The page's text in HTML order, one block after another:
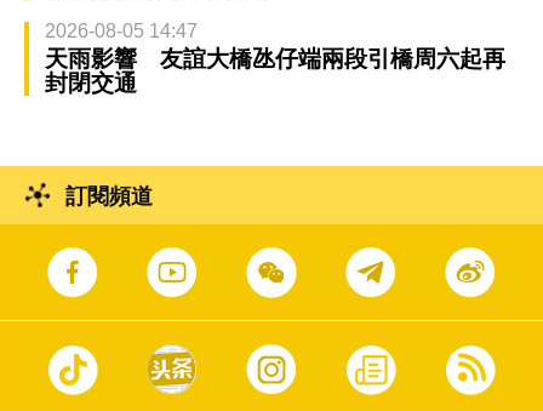
2026-08-05 14:47
天雨影響 友誼大橋氹仔端兩段引橋周六起再
封閉交通
訂閱頻道